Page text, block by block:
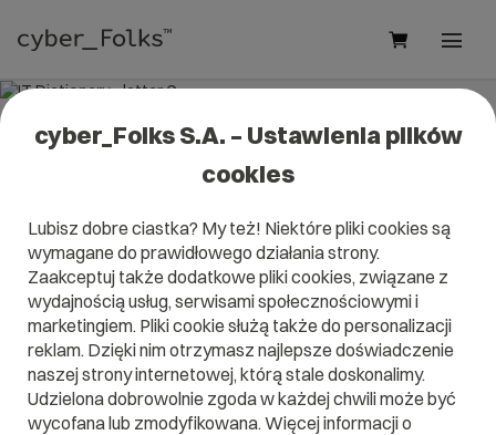
IT Dictionary - letter G
A B C D E F G H
I
K M N O
S
T U V W X Y Z
cyber_Folks S.A. – Ustawienia plików
cookies
Lubisz dobre ciastka? My też! Niektóre pliki cookies są
wymagane do prawidłowego działania strony.
Zaakceptuj także dodatkowe pliki cookies, związane z
wydajnością usług, serwisami społecznościowymi i
marketingiem. Pliki cookie służą także do personalizacji
reklam. Dzięki nim otrzymasz najlepsze doświadczenie
naszej strony internetowej, którą stale doskonalimy.
Udzielona dobrowolnie zgoda w każdej chwili może być
wycofana lub zmodyfikowana. Więcej informacji o